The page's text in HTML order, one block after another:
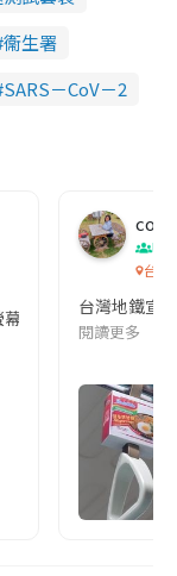
衞生署
SARS－CoV－2
啦!這次的劇本改編
co
吹
台灣
台灣地鐵宣
閱讀更多